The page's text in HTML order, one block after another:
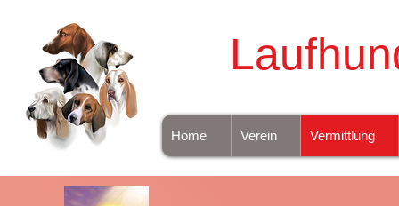
Home Verein Vermittlung